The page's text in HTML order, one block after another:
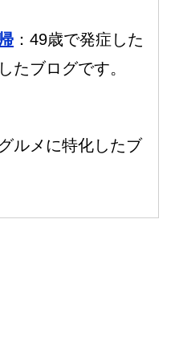
：49歳で発症した
たブログです。
グルメに特化したブ